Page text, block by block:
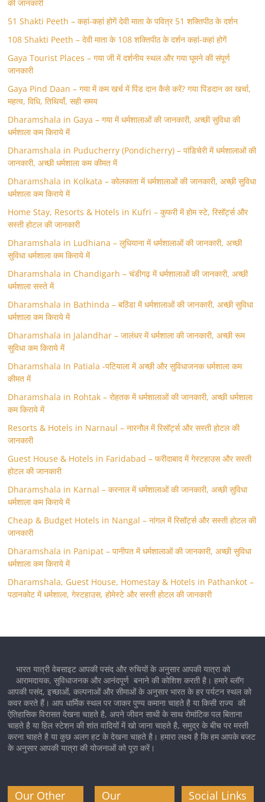
की जानकारी
51 Shakti Peeth – कहां-कहां होगें देवी माता के पवित्र 51 शक्तिपीठ के दर्शन
108 Shakti Peeth – देवी माता के 108 शक्तिपीठ के दर्शन कहां-कहां होगें
Gaya Tourist Places – गया जी में दर्शनीय स्थल और गया घूमने की संपूर्ण
जानकारी
Gaya Pind Daan – गया में कम खर्च में पिंड दान कैसे करें? गया पिंडदान का खर्चा,
महत्व, विधि, तिथियाँ, सही समय
Dharamshala in Gaya – गया में धर्मशालाओं की जानकारी, अच्छी सुविधा की
धर्मशाला कम किराये में
Dharamshala in Puducherry (Pondicherry) – पांडिचेरी में धर्मशालाओं की
जानकारी, अच्छी धर्मशाला कम कीमत में
Dharamshala in Kolkata – कोलकाता में धर्मशालाओं की जानकारी, अच्छी सुविधा
धर्मशाला कम किराये में
Home Stay, Resorts & Hotels in Kufri – कुफरी में होम स्‍टे, रिसॉर्ट्स और
सस्ती होटल की जानकारी
Dharamshala in Ludhiana – लुधियाना में धर्मशालाओं की जानकारी, अच्छी
सुविधा धर्मशाला कम किराये में
Dharamshala in Chandigarh – चंडीगढ़ में धर्मशालाओं की जानकारी, अच्छी
धर्मशाला सस्ते में
Dharamshala in Bathinda – बठिंडा में धर्मशालाओं की जानकारी, अच्छी सुविधा
धर्मशाला कम किराये में
Dharamshala in Jalandhar – जालंधर में धर्मशाला की जानकारी, अच्छी रूम
सुविधा कम किराये में
Dharamshala In Patiala -पटियाला में अच्छी और सुविधाजनक धर्मशाला कम
कीमत में
Dharamshala in Rohtak – रोहतक में धर्मशालाओं की जानकारी, अच्छी धर्मशाला
कम किराये में
Resorts & Hotels in Narnaul – नारनौल में रिसॉर्ट्स और सस्ती होटल की
जानकारी
Guest House & Hotels in Faridabad – फरीदाबाद में गेस्टहाउस और सस्ती
होटल की जानकारी
Dharamshala in Karnal – करनाल में धर्मशालाओं की जानकारी, अच्छी सुविधा
धर्मशाला कम किराये में
Cheap & Budget Hotels in Nangal – नांगल में रिसॉर्ट्स और सस्ती होटल की
जानकारी
Dharamshala in Panipat – पानीपत में धर्मशालाओं की जानकारी, अच्छी सुविधा
धर्मशाला कम किराये में
Dharamshala, Guest House, Homestay & Hotels in Pathankot –
पठानकोट में धर्मशाला, गेस्टहाउस, होमेस्टे और सस्ती होटल की जानकारी
भारत यात्री वेबसाइट आपकी पसंद और रुचियों के अनुसार आपकी यात्रा को
आरामदायक, सुविधाजनक और आनंदपूर्ण बनाने की कोशिश करती है। हमारे ब्लॉग
आपकी पसंद, इच्छाओं, कल्पनाओं और सीमाओं के अनुसार भारत के हर पर्यटन स्थल को
कवर करते हैं। आप धार्मिक स्थल पर जाकर पुण्य कमाना चाहते है या किसी राज्य की
ऐतिहासिक विरासत देखना चाहते है, अपने जीवन साथी के साथ रोमांटिक पल बिताना
चाहते है या हिल स्टेशन की शांत वादियों में खो जाना चाहते है, समुद्र के बीच पर मस्ती
करना चाहते है या कुछ अलग हट के देखना चाहते है। हमारा लक्ष्य है कि हम आपके बजट
के अनुसार आपकी यात्रा की योजनाओं को पूरा करें।
Our Other
Our
Social Links